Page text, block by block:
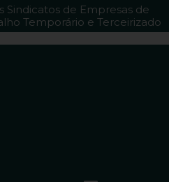
Sindicatos de Empresas de
Temporário e Terceirizado